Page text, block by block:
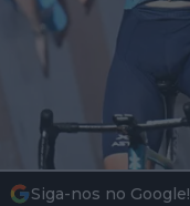
Siga-nos no Google!